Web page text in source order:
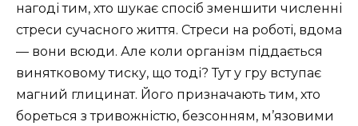
нагоді тим, хто шукає спосіб зменшити численні
стреси сучасного життя. Стреси на роботі, вдома
— вони всюди. Але коли організм піддається
винятковому тиску, що тоді? Тут у гру вступає
магний глицинат. Його призначають тим, хто
бореться з тривожністю, безсонням, м’язовими